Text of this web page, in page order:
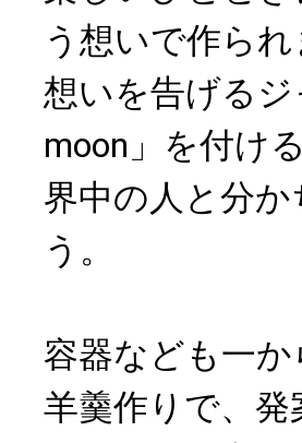
う想いで作ら
想いを告げる
moon」を付け
界中の人と分
う。
容器なども一
羊羹作りで、